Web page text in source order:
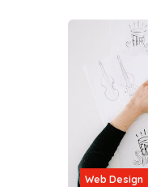
Web Design